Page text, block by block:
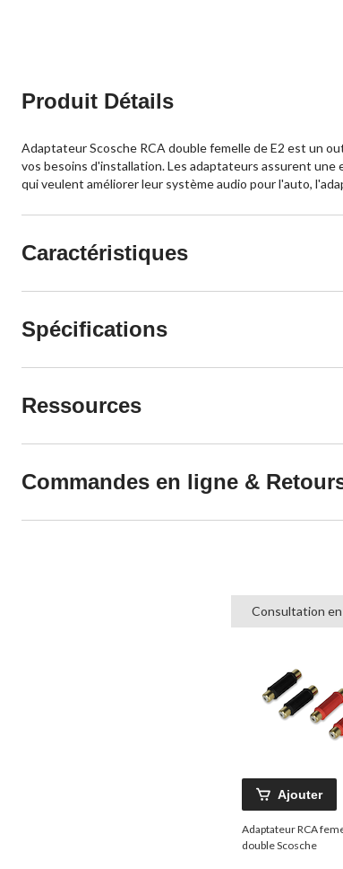
Produit Détails
Adaptateur Scosche RCA double femelle de E2 est un
vos besoins d'installation. Les adaptateurs assurent
qui veulent améliorer leur système audio pour l'auto,
Caractéristiques
Spécifications
Ressources
Commandes en ligne &
Consultation
Ajouter
Adaptateur RCA
double Scosche